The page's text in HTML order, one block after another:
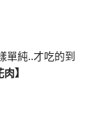
單純..才吃的到
】